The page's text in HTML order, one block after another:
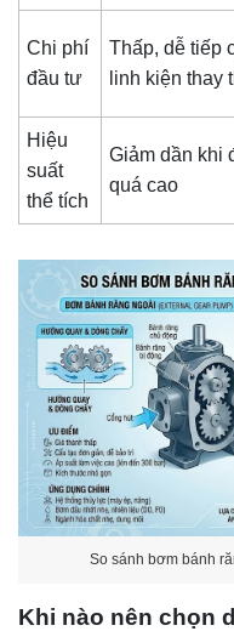
Chi phí
đầu tư
Thấp, dễ tiếp
linh kiện thay
Hiệu
suất
thể tích
Giảm dần khi
quá cao
So sánh bơm bánh
Khi nào nên chọn